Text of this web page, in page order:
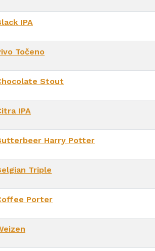
IPA
Točeno
Stout
IPA
Harry Potter
Triple
Porter